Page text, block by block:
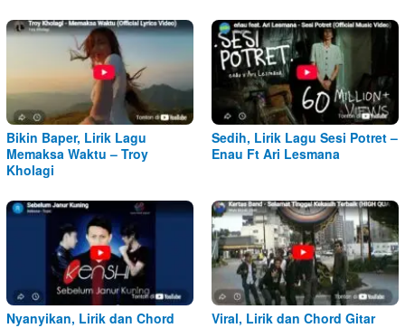
Bikin Baper, Lirik Lagu
Memaksa Waktu – Troy
Kholagi
Sedih, Lirik Lagu Sesi Potret –
Enau Ft Ari Lesmana
Nyanyikan, Lirik dan Chord
Viral, Lirik dan Chord Gitar